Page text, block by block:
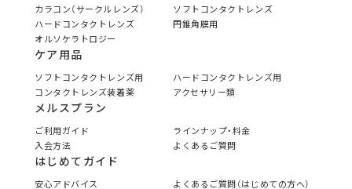
カラコン（サークルレンズ）
ソフトコンタクトレンズ
ハードコンタクトレンズ
円錐角膜用
オルソケラトロジー
ケア用品
ソフトコンタクトレンズ用
ハードコンタクトレンズ用
コンタクトレンズ装着薬
アクセサリー類
メルスプラン
ご利用ガイド
ラインナップ・料金
入会方法
よくあるご質問
はじめてガイド
安心アドバイス
よくあるご質問（はじめての方へ）